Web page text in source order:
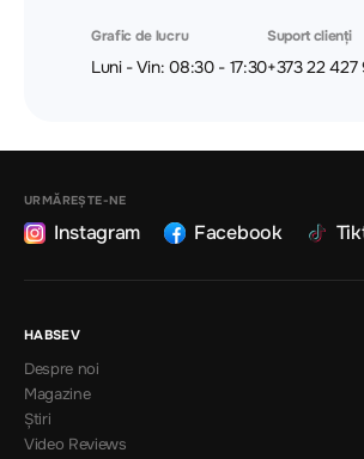
Grafic de lucru
Luni - Vin: 08:30 - 17:30
Suport clienți
+373 22 427
URMĂREȘTE-NE
Instagram Facebook
HABSEV
Despre noi
Magazine
Știri
Video Reviews